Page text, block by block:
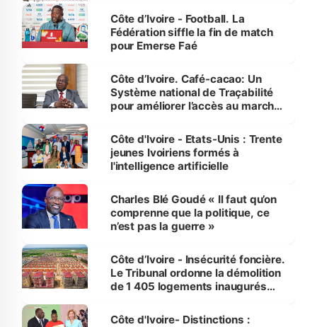
Côte d’Ivoire - Football. La
Fédération siffle la fin de match
pour Emerse Faé
Côte d’Ivoire. Café-cacao: Un
Système national de Traçabilité
pour améliorer l’accès au marché
Côte d'Ivoire - Etats-Unis : Trente
jeunes Ivoiriens formés à
l'intelligence artificielle
Charles Blé Goudé « Il faut qu’on
comprenne que la politique, ce
n’est pas la guerre »
Côte d’Ivoire - Insécurité foncière.
Le Tribunal ordonne la démolition
de 1 405 logements inaugurés
Bassam
Côte d'Ivoire- Distinctions :